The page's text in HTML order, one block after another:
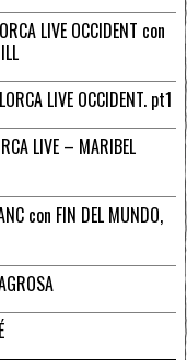
LIVE OCCIDENT con
LIVE OCCIDENT. pt1
LIVE – MARIBEL
con FIN DEL MUNDO,